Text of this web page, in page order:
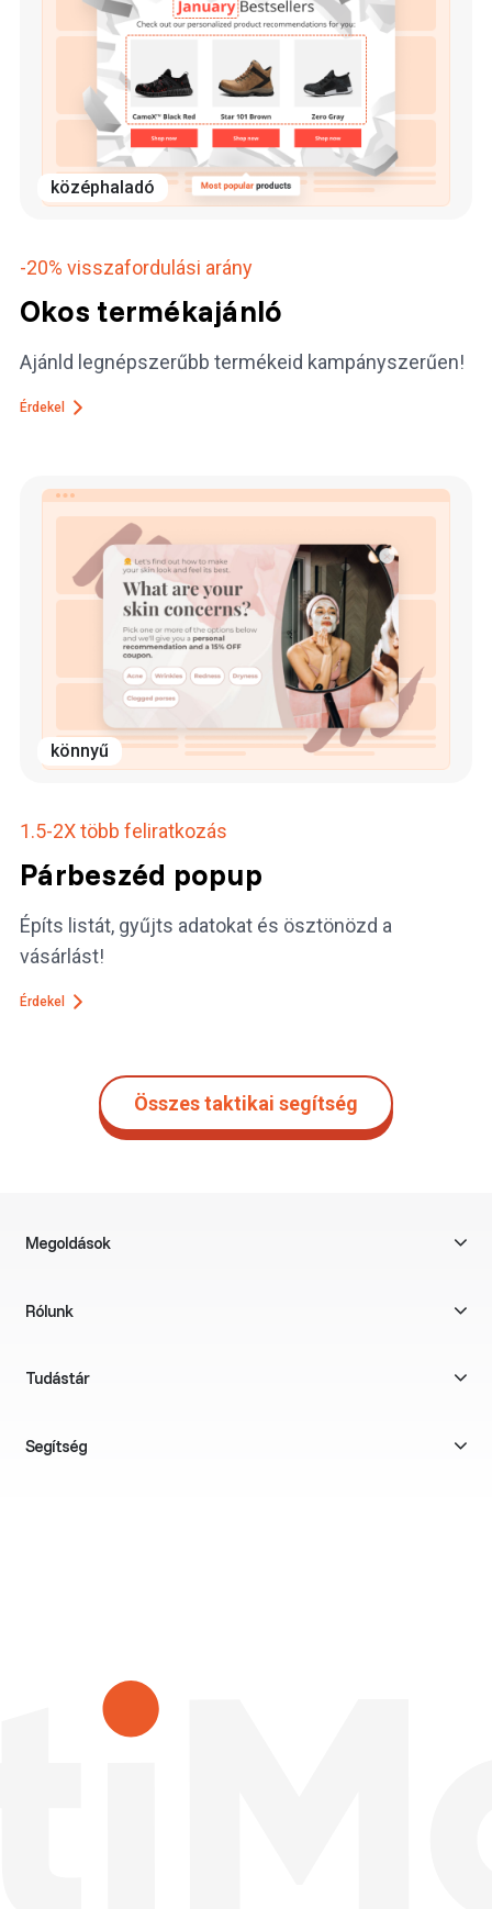
középhaladó
-20% visszafordulási arány
Okos termékajánló
Ajánld legnépszerűbb termékeid kampányszerűen!
Érdekel
könnyű
1.5-2Xtöbb feliratkozás
Párbeszéd popup
Építs listát, gyűjts adatokat és ösztönözd a
vásárlást!
Érdekel
Összes taktikai segítség
Megoldások
Rólunk
Tudástár
Segítség